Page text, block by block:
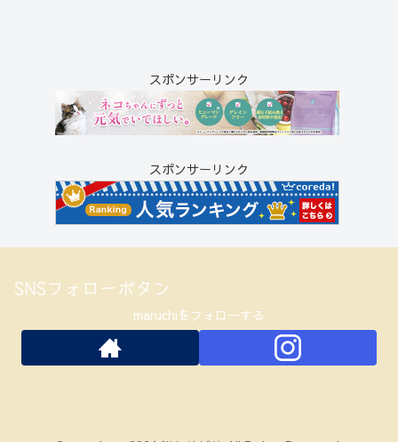
スポンサーリンク
スポンサーリンク
SNSフォローボタン
maruchiをフォローする